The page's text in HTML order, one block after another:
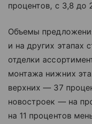
процентов, с 3,8 до
Объемы
и на других этапах
отделки
монтажа нижних
верхних — 37
новостроек — на
на 11 процентов